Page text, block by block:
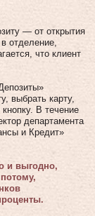
— от открытия
отделение,
что клиент
выбрать карту,
В течение
департамента
и Кредит»
и выгодно,